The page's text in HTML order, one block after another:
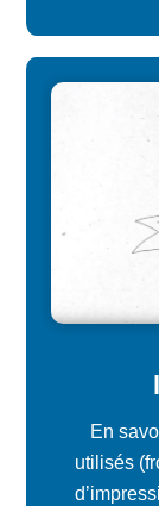
En
utilisés